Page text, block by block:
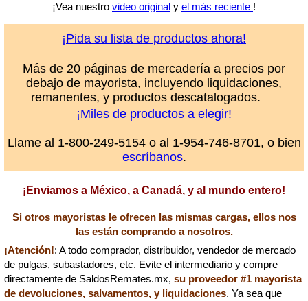
¡Vea nuestro video original y el más reciente !
¡Pida su lista de productos ahora!
Más de 20 páginas de mercadería a precios por
debajo de mayorista, incluyendo liquidaciones,
remanentes, y productos descatalogados.
¡Miles de productos a elegir!
Llame al 1-800-249-5154 o al 1-954-746-8701, o bien
escríbanos.
¡Enviamos a México, a Canadá, y al mundo entero!
Si otros mayoristas le ofrecen las mismas cargas, ellos nos
las están comprando a nosotros.
¡Atención!: A todo comprador, distribuidor, vendedor de mercado
de pulgas, subastadores, etc. Evite el intermediario y compre
directamente de SaldosRemates.mx, su proveedor #1 mayorista
de devoluciones, salvamentos, y liquidaciones. Ya sea que